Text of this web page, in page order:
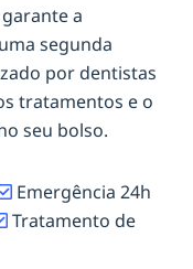
a
segunda
por dentistas
tratamentos e o
seu bolso.
Emergência 24h
Tratamento de